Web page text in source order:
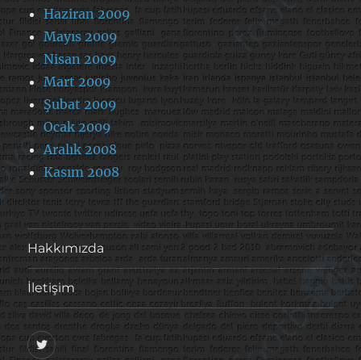
Haziran 2009
Mayıs 2009
Nisan 2009
Mart 2009
Şubat 2009
Ocak 2009
Aralık 2008
Kasım 2008
Hakkımızda
İletişim
@footballove